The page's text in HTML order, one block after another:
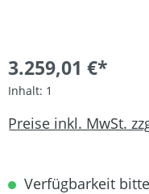
3.259,01 €*
Inhalt: 1
Preise inkl. MwSt.
Verfügbarkeit